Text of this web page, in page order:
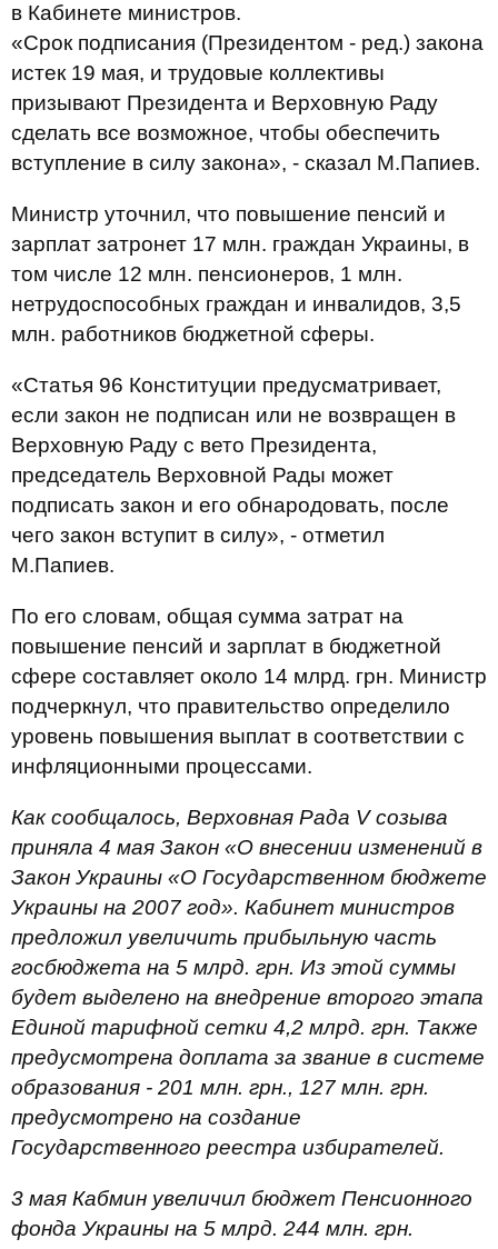
в Кабинете министров.
«Срок подписания (Президентом - ред.) закона
истек 19 мая, и трудовые коллективы
призывают Президента и Верховную Раду
сделать все возможное, чтобы обеспечить
вступление в силу закона», - сказал М.Папиев.
Министр уточнил, что повышение пенсий и
зарплат затронет 17 млн. граждан Украины, в
том числе 12 млн. пенсионеров, 1 млн.
нетрудоспособных граждан и инвалидов, 3,5
млн. работников бюджетной сферы.
«Статья 96 Конституции предусматривает,
если закон не подписан или не возвращен в
Верховную Раду с вето Президента,
председатель Верховной Рады может
подписать закон и его обнародовать, после
чего закон вступит в силу», - отметил
М.Папиев.
По его словам, общая сумма затрат на
повышение пенсий и зарплат в бюджетной
сфере составляет около 14 млрд. грн. Министр
подчеркнул, что правительство определило
уровень повышения выплат в соответствии с
инфляционными процессами.
Как сообщалось, Верховная Рада V созыва
приняла 4 мая Закон «О внесении изменений в
Закон Украины «О Государственном бюджете
Украины на 2007 год». Кабинет министров
предложил увеличить прибыльную часть
госбюджета на 5 млрд. грн. Из этой суммы
будет выделено на внедрение второго этапа
Единой тарифной сетки 4,2 млрд. грн. Также
предусмотрена доплата за звание в системе
образования - 201 млн. грн., 127 млн. грн.
предусмотрено на создание
Государственного реестра избирателей.
3 мая Кабмин увеличил бюджет Пенсионного
фонда Украины на 5 млрд. 244 млн. грн.